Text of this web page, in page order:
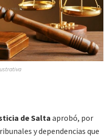
de Saltaaprobó, por
y dependencias que